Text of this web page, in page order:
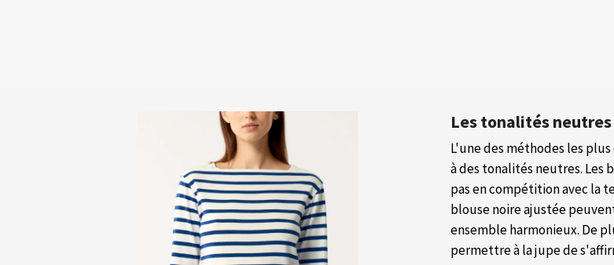
Les tonalités
L'une des méthodes les
à des tonalités neutres. Les
pas en compétition avec la
blouse noire ajustée
ensemble harmonieux. De
permettre à la jupe de